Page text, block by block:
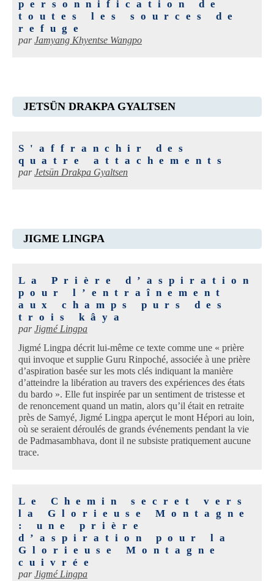
personnification de
toutes les sources de
refuge
parJamyang Khyentse Wangpo
JETSÜN DRAKPA GYALTSEN
S'affranchir des
quatre attachements
parJetsün Drakpa Gyaltsen
JIGME LINGPA
La Prière d’aspiration
pour l’entraînement
aux champs purs des
trois kâya
parJigmé Lingpa
Jigmé Lingpa décrit lui-même ce texte comme une « prière
qui invoque et supplie Guru Rinpoché, associée à une prière
d’aspiration basée sur les mots clés indiquant la manière
d’atteindre la libération au travers des expériences des états
du bardo ». Elle fut inspirée par un sentiment de tristesse et
de renoncement quand un matin, alors qu’il était en retraite
près de Samyé, Jigmé Lingpa aperçut le mont Hépori au loin,
où se seraient déroulés de grands événements pendant la vie
de Padmasambhava, dont il ne subsiste pratiquement aucune
trace.
Le Chemin secret vers
la Glorieuse Montagne
: une prière
d’aspiration pour la
Glorieuse Montagne
cuivrée
parJigmé Lingpa